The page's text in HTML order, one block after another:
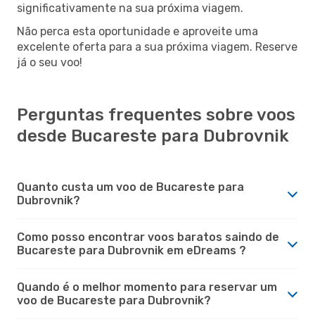
significativamente na sua próxima viagem.
Não perca esta oportunidade e aproveite uma
excelente oferta para a sua próxima viagem. Reserve
já o seu voo!
Perguntas frequentes sobre voos
desde Bucareste para Dubrovnik
Quanto custa um voo de Bucareste para
Dubrovnik?
Como posso encontrar voos baratos saindo de
Bucareste para Dubrovnik em eDreams ?
Quando é o melhor momento para reservar um
voo de Bucareste para Dubrovnik?